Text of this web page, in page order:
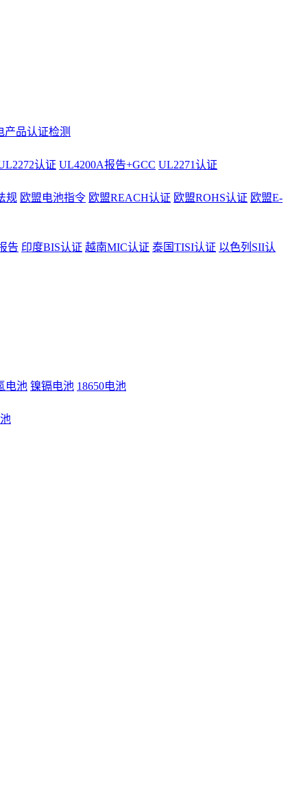
产品认证检测
认证 UL4200A报告+GCC UL2271认证
规 欧盟电池指令 欧盟REACH认证 欧盟ROHS认证 欧盟E-
告 印度BIS认证 越南MIC认证 泰国TISI认证 以色列SII认
电池 镍镉电池 18650电池